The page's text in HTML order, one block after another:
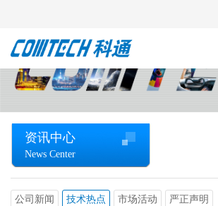
资讯中心
News Center
公司新闻 技术热点 市场活动 严正声明